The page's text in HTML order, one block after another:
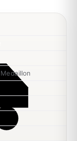
, Medaillon